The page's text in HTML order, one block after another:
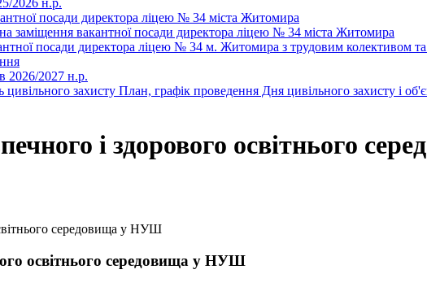
2026 н.р.
посади директора ліцею № 34 міста Житомира
заміщення вакантної посади директора ліцею № 34 міста Житомира
посади директора ліцею № 34 м. Житомира з трудовим колективом та
2026/2027 н.р.
цивільного захисту План, графік проведення Дня цивільного захисту і
і здорового освітнього
середовища у НУШ
освітнього середовища у НУШ